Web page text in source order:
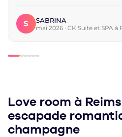
S SABRINA
mai 2026 · CK Suite et SPA à
Love room à
escapade
champagne